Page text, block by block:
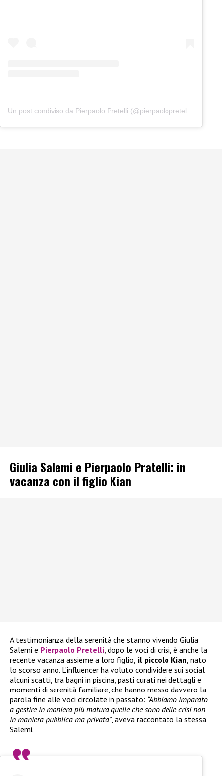
Giulia Salemi e Pierpaolo Pratelli: in
vacanza con il figlio Kian
A testimonianza della serenità che stanno vivendo Giulia
Salemi e Pierpaolo Pretelli, dopo le voci di crisi, è anche la
recente vacanza assieme a loro figlio, il piccolo Kian, nato
lo scorso anno. L’influencer ha voluto condividere sui social
alcuni scatti, tra bagni in piscina, pasti curati nei dettagli e
momenti di serenità familiare, che hanno messo davvero la
parola fine alle voci circolate in passato: “Abbiamo imparato
a gestire in maniera più matura quelle che sono delle crisi non
in maniera pubblica ma privata”, aveva raccontato la stessa
Salemi.